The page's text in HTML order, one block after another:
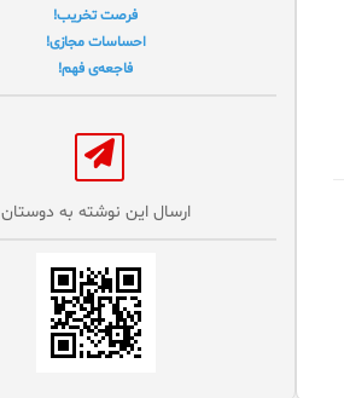
فرصت تخریب!
احساسات مجازی!
فاجعه‌ی فهم!
ارسال این نوشته به دوستان‌